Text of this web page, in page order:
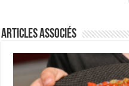
Articles associés